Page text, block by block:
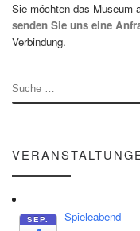
Sie möchten das Museum
senden Sie uns eine
Verbindung.
SUCHE
SEP. Spieleabend